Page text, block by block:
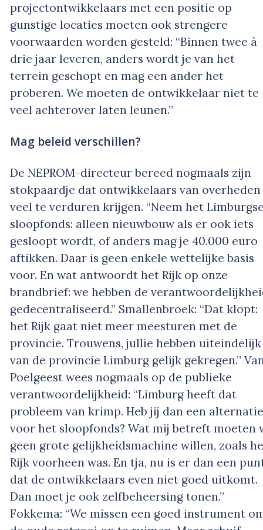
projectontwikkelaars met een positie op
gunstige locaties moeten ook strengere
voorwaarden worden gesteld: “Binnen twee à
drie jaar leveren, anders wordt je van het
terrein geschopt en mag een ander het
proberen. We moeten de ontwikkelaar niet te
veel achterover laten leunen.”
Mag beleid verschillen?
De NEPROM-directeur bereed nogmaals zijn
stokpaardje dat ontwikkelaars van
veel te verduren krijgen. “Neem het
sloopfonds: alleen nieuwbouw als er ook iets
gesloopt wordt, of anders mag je 40.000 euro
aftikken. Daar is geen enkele wettelijke basis
voor. En wat antwoordt het Rijk op onze
brandbrief: we hebben de
gedecentraliseerd.” Smallenbroek: “Dat klopt:
het Rijk gaat niet meer meesturen met de
provincie. Trouwens, jullie hebben uiteindelijk
van de provincie Limburg gelijk gekregen.”
Poelgeest wees nogmaals op de publieke
verantwoordelijkheid: “Limburg heeft dat
probleem van krimp. Heb jij dan een
voor het sloopfonds? Wat mij betreft moeten
geen grote gelijkheidsmachine willen, zoals
Rijk voorheen was. En tja, nu is er dan een
dat de ontwikkelaars even niet goed uitkomt.
Dan moet je ook zelfbeheersing tonen.”
Fokkema: “We missen een goed instrument